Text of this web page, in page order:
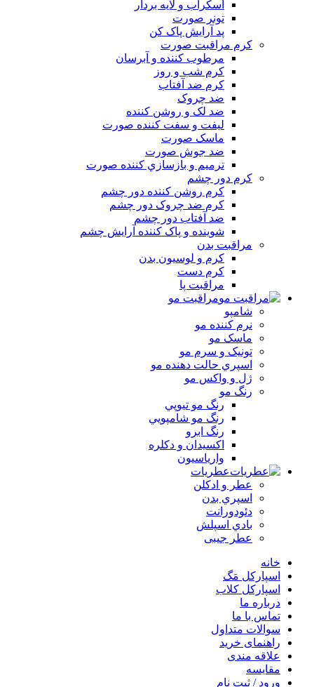
اسکراب و لايه بردار
تونر صورت
پد آرايش پاک کن
کرم مراقبت صورت
مرطوب کننده و آبرسان
کرم شب و روز
کرم ضد آفتاب
ضد چروک
ضد لک و روشن کننده
ليفت و سفت کننده صورت
ماسک صورت
ضد جوش صورت
ترميم و بازسازي کننده صورت
کرم دور چشم
کرم روشن کننده دور چشم
کرم ضد چروک دور چشم
ضد آفتاب دور چشم
شوينده و پاک کننده آرايش چشم
مراقبت بدن
کرم و لوسيون بدن
کرم دست
مراقبت پا
مراقبت مو
شامپو
نرم کننده مو
ماسک مو
تونيک و سرم مو
اسپري حالت دهنده مو
ژل و واکس مو
رنگ مو
رنگ مو تيوپي
رنگ مو شامپويي
رنگ ابرو
اکسيدان و دکلره
وارياسيون
عطریات
عطر و ادکلن
اسپري بدن
دئودورانت
بادي اسپلش
عطر جيبی
خانه
اسپارکل مَگ
اسپارکل کلاب
درباره ما
تماس با ما
سوالات متداول
راهنمای خرید
علاقه مندی
مقایسه
ورود / ثبت نام